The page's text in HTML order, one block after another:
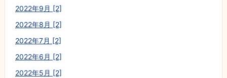
2022年9月 [2]
2022年8月 [2]
2022年7月 [2]
2022年6月 [2]
2022年5月 [2]